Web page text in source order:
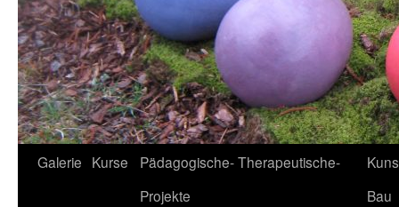
Zum
Galerie Kurse
Pädagogische- Therapeutische-
Projekte
Bau